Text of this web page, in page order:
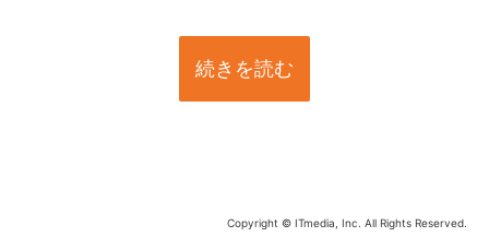
続きを読む
Copyright © ITmedia, Inc. All Rights Reserved.